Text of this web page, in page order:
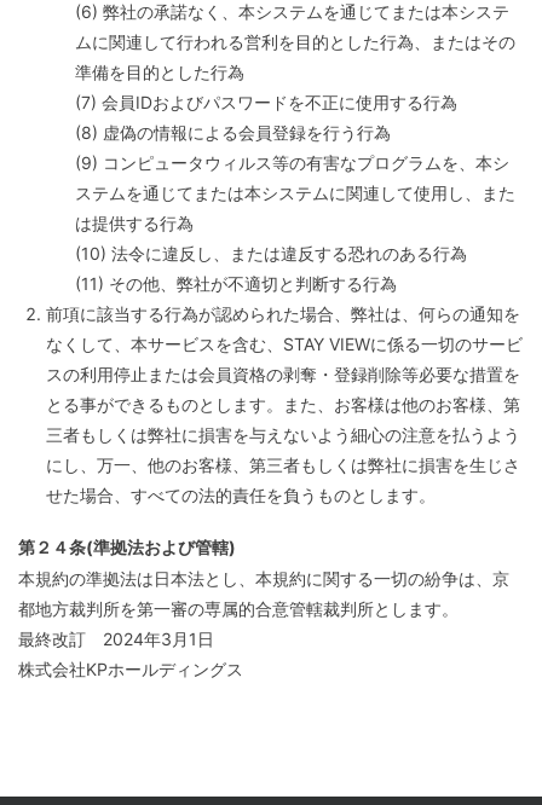
(6) 弊社の承諾なく、本システムを通じてまたは本システ
ムに関連して行われる営利を目的とした行為、またはその
準備を目的とした行為
(7) 会員IDおよびパスワードを不正に使用する行為
(8) 虚偽の情報による会員登録を行う行為
(9) コンピュータウィルス等の有害なプログラムを、本シ
ステムを通じてまたは本システムに関連して使用し、また
は提供する行為
(10) 法令に違反し、または違反する恐れのある行為
(11) その他、弊社が不適切と判断する行為
前項に該当する行為が認められた場合、弊社は、何らの通知を
なくして、本サービスを含む、STAY VIEWに係る一切のサービ
スの利用停止または会員資格の剥奪・登録削除等必要な措置を
とる事ができるものとします。また、お客様は他のお客様、第
三者もしくは弊社に損害を与えないよう細心の注意を払うよう
にし、万一、他のお客様、第三者もしくは弊社に損害を生じさ
せた場合、すべての法的責任を負うものとします。
第２４条(準拠法および管轄)
本規約の準拠法は日本法とし、本規約に関する一切の紛争は、京
都地方裁判所を第一審の専属的合意管轄裁判所とします。
最終改訂 2024年3月1日
株式会社KPホールディングス